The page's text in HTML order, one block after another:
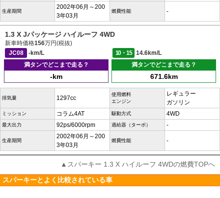
生産期間
2002年06月～200
3年03月
燃費性能 -
1.3 X Jパッケージ ハイルーフ 4WD
新車時価格156万円(税抜)
JC08
-km/L 10・15
14.6km/L
満タンでどこまで走る？
-km
満タンでどこまで走る？
671.6km
排気量 1297cc
使用燃料
エンジン
レギュラー
ガソリン
ミッション コラム4AT 駆動方式 4WD
最大出力 92ps/6000rpm 過給器（ターボ） -
生産期間
2002年06月～200
3年03月
燃費性能 -
▲スパーキー 1.3 X ハイルーフ 4WDの燃費TOPへ
スパーキーとよく比較されている車